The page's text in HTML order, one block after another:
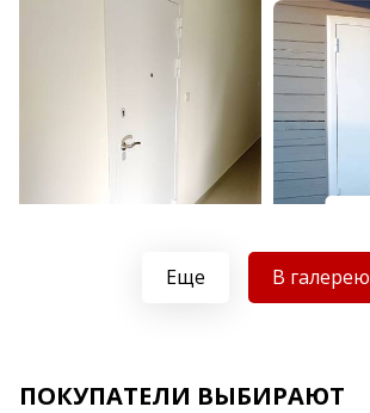
Хочу такуюЕще В галерею
ПОКУПАТЕЛИ ВЫБИРАЮТ